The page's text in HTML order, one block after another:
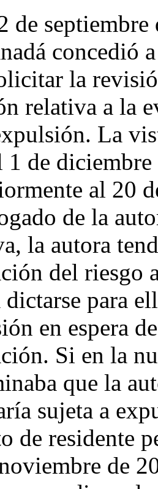
de
concedió
la
relativa a la
La
1 de
al 20
de la
la autora
del riesgo
para
en espera
Si en la
que la
sujeta a
de residente
de